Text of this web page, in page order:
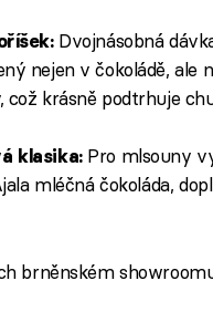
Dvojnásobná
nejen v čokoládě,
což krásně podtrhuje
klasika: Pro mlsouny
mléčná čokoláda,
brněnském